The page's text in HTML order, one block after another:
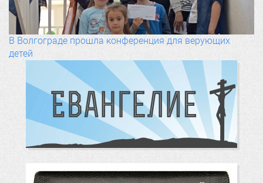
В Волгограде прошла конференция для верующих
детей